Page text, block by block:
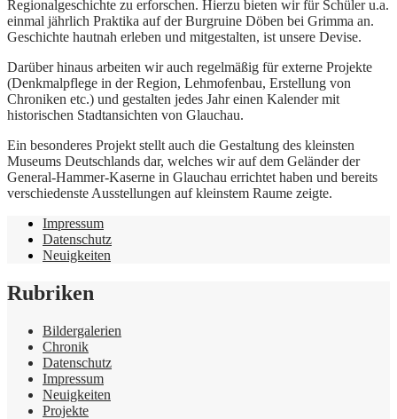
Regionalgeschichte zu erforschen. Hierzu bieten wir für Schüler u.a.
einmal jährlich Praktika auf der Burgruine Döben bei Grimma an.
Geschichte hautnah erleben und mitgestalten, ist unsere Devise.
Darüber hinaus arbeiten wir auch regelmäßig für externe Projekte
(Denkmalpflege in der Region, Lehmofenbau, Erstellung von
Chroniken etc.) und gestalten jedes Jahr einen Kalender mit
historischen Stadtansichten von Glauchau.
Ein besonderes Projekt stellt auch die Gestaltung des kleinsten
Museums Deutschlands dar, welches wir auf dem Geländer der
General-Hammer-Kaserne in Glauchau errichtet haben und bereits
verschiedenste Ausstellungen auf kleinstem Raume zeigte.
Impressum
Datenschutz
Neuigkeiten
Rubriken
Bildergalerien
Chronik
Datenschutz
Impressum
Neuigkeiten
Projekte